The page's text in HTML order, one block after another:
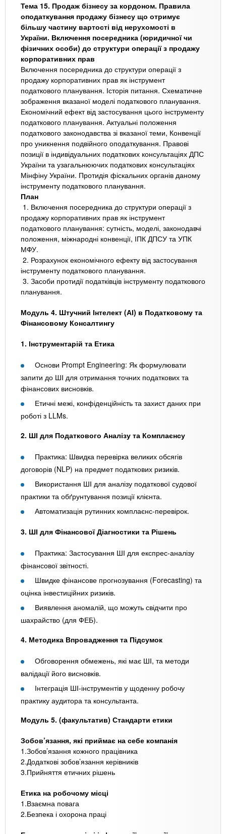
Тема 15. Продаж бізнесу за кордоном. Правила
оподаткування продажу бізнесу що отримує
більшу частину вартості від нерухомості в
України. Включення посередника (юридичної чи
фізичних особи) до структури операції з продажу
корпоративних прав
Включення посередника до структури операції з
продажу корпоративних прав як інструмент
податкового планування. Історія питання. Схематичне
зображення вказаної моделі податкового планування.
Економічний ефект від застосування цього інструменту
податкового планування. Актуальні положення
податкового законодавства зі вказаної теми, Конвенції
про уникнення подвійного оподаткування. Правові
позиції в індивідуальних податкових консультаціях ДПС
України та узагальнюючих податкових консультаціях
Мінфіну України. Протидія фіскальних органів даному
інструменту податкового планування.
План
1. Включення посередника до структури операції з
продажу корпоративних прав як інструмент
податкового планування: сутність, моделі, законодавчі
положення, міжнародні конвенції, ІПК ДПСУ та УПК
МФУ.
2. Розрахунок економічного ефекту від застосування
інструменту податкового планування.
3. Засоби протидії податківців інструменту податкового
планування.
Модуль 4. Штучний Інтелект (АІ) в Податковому та
Фінансовому Консалтингу
1. Інструментарій та Етика
Основи Prompt Engineering: Як формулювати
запити до ШІ для отримання точних податкових та
фінансових висновків.
Етичні межі, конфіденційність та захист даних при
роботі з LLMs.
2. ШІ для Податкового Аналізу та Комплаєнсу
Практика: Швидка перевірка великих обсягів
договорів (NLP) на предмет податкових ризиків.
Використання ШІ для аналізу податкової судової
практики та обґрунтування позиції клієнта.
Автоматизація рутинних комплаєнс-перевірок.
3. ШІ для Фінансової Діагностики та Рішень
Практика: Застосування ШІ для експрес-аналізу
фінансової звітності.
Швидке фінансове прогнозування (Forecasting) та
оцінка інвестиційних ризиків.
Виявлення аномалій, що можуть свідчити про
шахрайство (для ФЕБ).
4. Методика Впровадження та Підсумок
Обговорення обмежень, які має ШІ, та методи
валідації його висновків.
Інтеграція ШІ-інструментів у щоденну робочу
практику аудитора та консультанта.
Модуль 5. (факультатив) Стандарти етики
Зобов’язання, які приймає на себе компанія
1.Зобов’язання кожного працівника
2.Додаткові зобов’язання керівників
3.Прийняття етичних рішень
Етика на робочому місці
1.Взаємна повага
2.Безпека і охорона праці